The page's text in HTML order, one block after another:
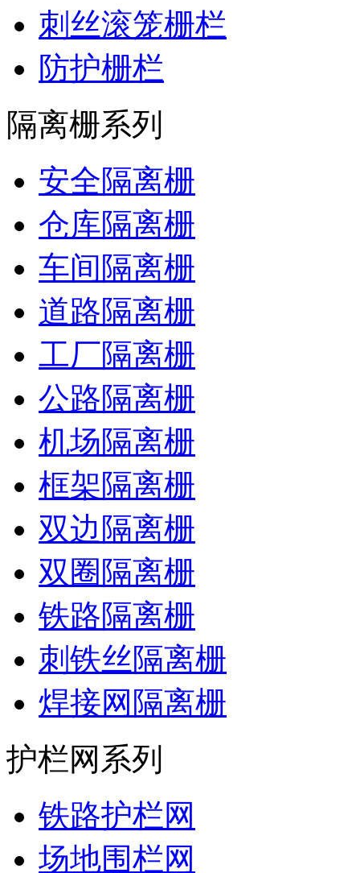
刺丝滚笼栅栏
防护栅栏
隔离栅系列
安全隔离栅
仓库隔离栅
车间隔离栅
道路隔离栅
工厂隔离栅
公路隔离栅
机场隔离栅
框架隔离栅
双边隔离栅
双圈隔离栅
铁路隔离栅
刺铁丝隔离栅
焊接网隔离栅
护栏网系列
铁路护栏网
场地围栏网